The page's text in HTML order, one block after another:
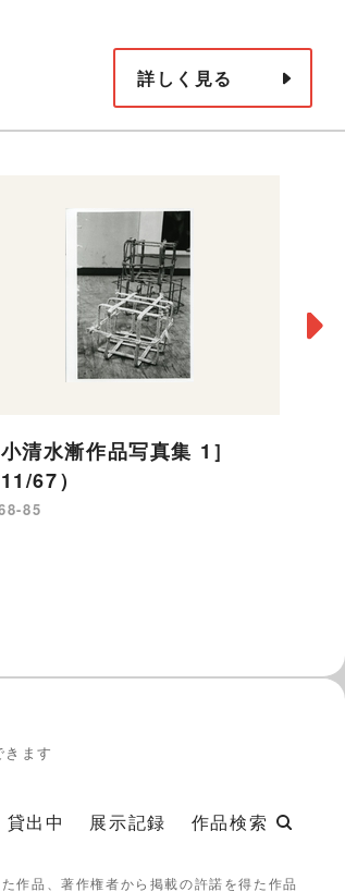
詳しく見る
小清水漸作品写真集 1］
11/67）
85
ます
貸出中 展示記録 作品検索
作品、著作権者から掲載の許諾を得た作品